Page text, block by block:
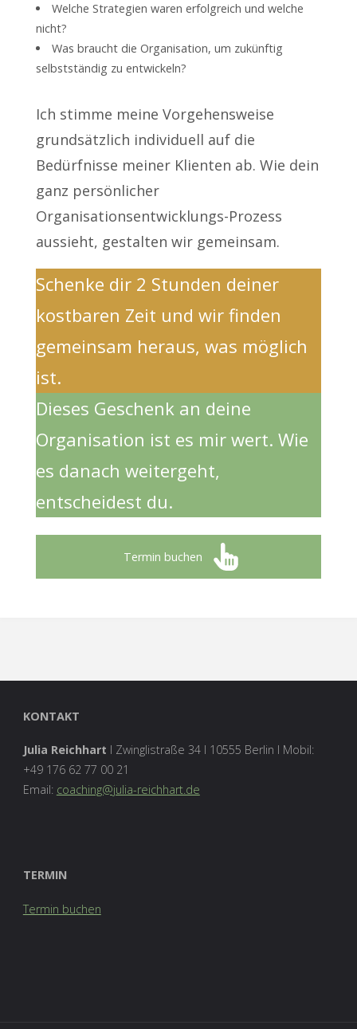
Welche Strategien waren erfolgreich und welche
nicht?
Was braucht die Organisation, um zukünftig
selbstständig zu entwickeln?
Ich stimme meine Vorgehensweise
grundsätzlich individuell auf die
Bedürfnisse meiner Klienten ab. Wie dein
ganz persönlicher
Organisationsentwicklungs-Prozess
aussieht, gestalten wir gemeinsam.
Schenke dir 2 Stunden deiner
kostbaren Zeit und wir finden
gemeinsam heraus, was möglich
ist.
Dieses Geschenk an deine
Organisation ist es mir wert. Wie
es danach weitergeht,
entscheidest du.
Termin buchen
KONTAKT
Julia Reichhart I Zwinglistraße 34 I 10555 Berlin I Mobil:
+49 176 62 77 00 21‬
Email: coaching@julia-reichhart.de
TERMIN
Termin buchen